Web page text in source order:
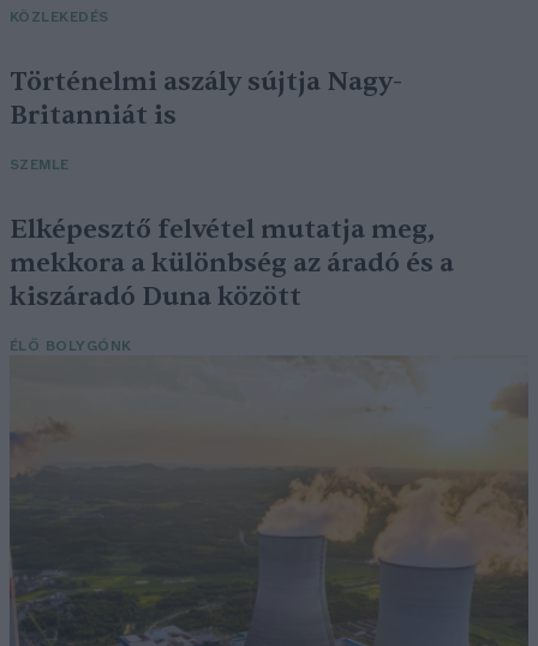
KÖZLEKEDÉS
Történelmi aszály sújtja Nagy-
Britanniát is
SZEMLE
Elképesztő felvétel mutatja meg,
mekkora a különbség az áradó és a
kiszáradó Duna között
ÉLŐ BOLYGÓNK